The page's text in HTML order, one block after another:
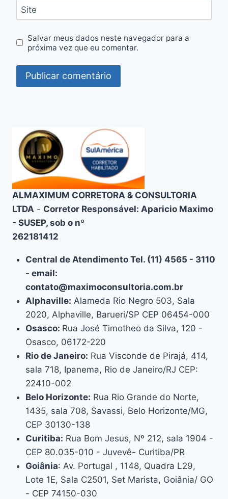
Site
Salvar meus dados neste navegador para a
próxima vez que eu comentar.
ALMAXIMUM CORRETORA & CONSULTORIA
LTDA - Corretor Responsável: Aparicio Maximo
- SUSEP, sob o nº
262181412
Central de Atendimento Tel. (11) 4565 - 3110
- email:
contato@maximoconsultoria.com.br
Alphaville: Alameda Rio Negro 503, Sala
2020, Alphaville, Barueri/SP CEP 06454-000
Osasco: Rua José Timotheo da Silva, 120 -
Osasco, 06172-220
Rio de Janeiro: Rua Visconde de Pirajá, 414,
sala 718, Ipanema, Rio de Janeiro/RJ CEP:
22410-002
Belo Horizonte: Rua Rio Grande do Norte,
1435, sala 708, Savassi, Belo Horizonte/MG,
CEP 30130-138
Curitiba: Rua Bom Jesus, Nº 212, sala 1904 -
CEP 80.035-010 - Juvevê- Curitiba/PR
Goiânia: Av. Portugal , 1148, Quadra L29,
Lote 1E, Sala C2501, Set Marista, Goiânia/ GO
- CEP 74150-030